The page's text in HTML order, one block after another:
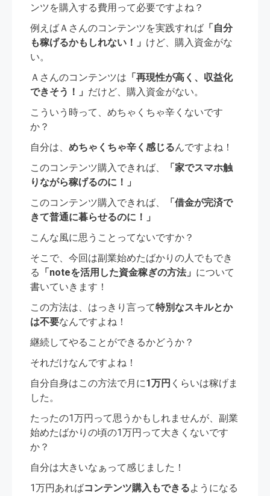
ンツを購入する費用って必要ですよね？
例えばＡさんのコンテンツを実践すれば 「自分
も稼げるかもしれない！」 けど、購入資金がな
い。
Ａさんのコンテンツは 「再現性が高く、収益化
できそう！」 だけど、購入資金がない。
こういう時って、めちゃくちゃ辛くないです
か？
自分は、 めちゃくちゃ辛く感じるんですよね！
このコンテンツ購入できれば、
「家でスマホ触
りながら稼げるのに！」
このコンテンツ購入できれば、
「借金が完済で
きて普通に暮らせるのに！」
こんな風に思うことってないですか？
そこで、今回は副業始めたばかりの人でもでき
る 「noteを活用した資金稼ぎの方法」 について
書いていきます！
この方法は、はっきり言って特別なスキルとか
は不要なんですよね！
継続してやることができるかどうか？
それだけなんですよね！
自分自身はこの方法で月に1万円 くらいは稼げま
した。
たったの1万円って思うかもしれませんが、副業
始めたばかりの頃の1万円って大きくないです
か？
自分は大きいなぁって感じました！
1万円あればコンテンツ購入もできるようになる